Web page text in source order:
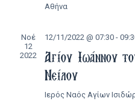
Αθήνα
Νοέ
12
2022
12/11/2022 @ 07:30-
Αγίου Ιωάννου
Νείλου
Ιερός Ναός Αγίων